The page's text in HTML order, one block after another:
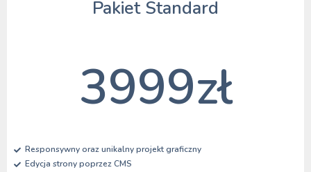
Pakiet Standard
3999zł
Responsywny oraz unikalny projekt graficzny
Edycja strony poprzez CMS